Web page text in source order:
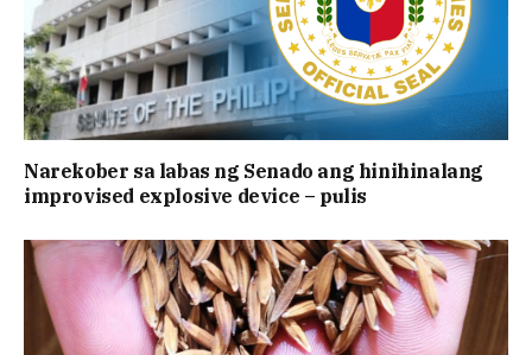
Narekober sa labas ng Senado ang hinihinalang
improvised explosive device – pulis